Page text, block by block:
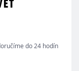
do 24 hodín